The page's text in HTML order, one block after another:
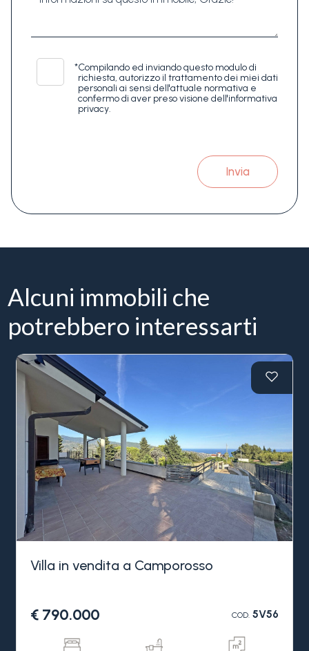
*Compilando ed inviando questo modulo di
richiesta, autorizzo il trattamento dei miei dati
personali ai sensi dell'attuale normativa e
confermo di aver preso visione dell'informativa
privacy.
Invia
Alcuni immobili che
potrebbero interessarti
Villa in vendita a Camporosso
€ 790.000 COD.5V56